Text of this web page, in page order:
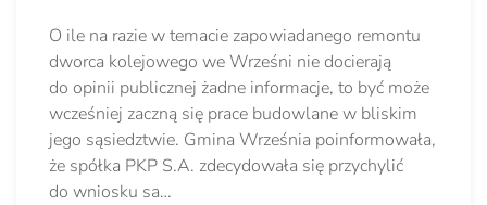
O ile na razie w temacie zapowiadanego remontu
dworca kolejowego we Wrześni nie docierają
do opinii publicznej żadne informacje, to być może
wcześniej zaczną się prace budowlane w bliskim
jego sąsiedztwie. Gmina Września poinformowała,
że spółka PKP S.A. zdecydowała się przychylić
do wniosku sa…